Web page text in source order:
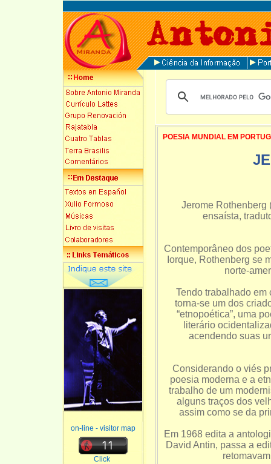
on-line - visitor map
Click
POESIA MUNDIAL EM
Jerome Rothenberg
ensaísta,
Contemporâneo dos
Iorque, Rothenberg se
norte-
Tendo trabalhado em
torna-se um dos
“etnopoética”, uma
literário
acendendo suas
Considerando o viés
poesia moderna e a
trabalho de um
alguns traços dos
assim como se da
Em 1968 edita a
David Antin, passa a